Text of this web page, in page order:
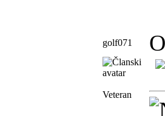
golf071
Veteran